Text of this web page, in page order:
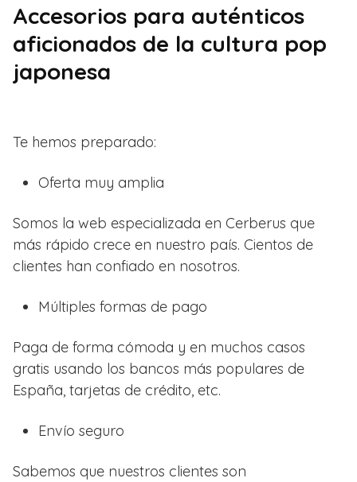
Accesorios para auténticos
aficionados de la cultura pop
japonesa
Te hemos preparado:
Oferta muy amplia
Somos la web especializada en Cerberus que
más rápido crece en nuestro país. Cientos de
clientes han confiado en nosotros.
Múltiples formas de pago
Paga de forma cómoda y en muchos casos
gratis usando los bancos más populares de
España, tarjetas de crédito, etc.
Envío seguro
Sabemos que nuestros clientes son